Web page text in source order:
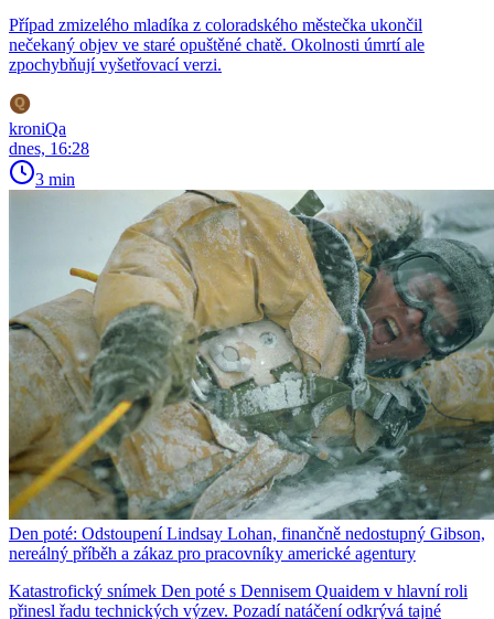
Případ zmizelého mladíka z coloradského městečka ukončil
nečekaný objev ve staré opuštěné chatě. Okolnosti úmrtí ale
zpochybňují vyšetřovací verzi.
kroniQa
dnes, 16:28
3 min
Den poté: Odstoupení Lindsay Lohan, finančně nedostupný Gibson,
nereálný příběh a zákaz pro pracovníky americké agentury
Katastrofický snímek Den poté s Dennisem Quaidem v hlavní roli
přinesl řadu technických výzev. Pozadí natáčení odkrývá tajné